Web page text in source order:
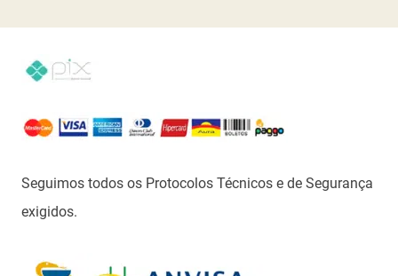
Seguimos todos os Protocolos Técnicos e de Segurança
exigidos.